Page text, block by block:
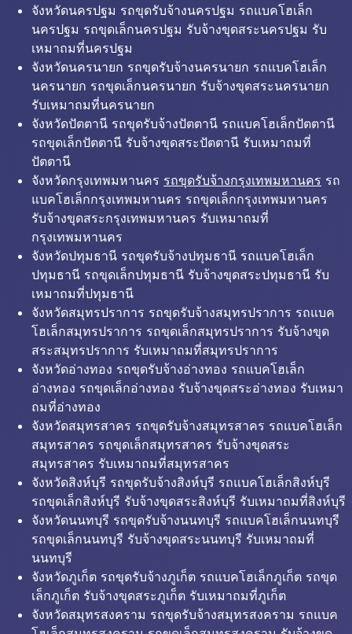
จังหวัดนครปฐม รถขุดรับจ้างนครปฐม รถแบคโฮเล็ก
นครปฐม รถขุดเล็กนครปฐม รับจ้างขุดสระนครปฐม รับ
เหมาถมที่นครปฐม
จังหวัดนครนายก รถขุดรับจ้างนครนายก รถแบคโฮเล็ก
นครนายก รถขุดเล็กนครนายก รับจ้างขุดสระนครนายก
รับเหมาถมที่นครนายก
จังหวัดปัตตานี รถขุดรับจ้างปัตตานี รถแบคโฮเล็กปัตตานี
รถขุดเล็กปัตตานี รับจ้างขุดสระปัตตานี รับเหมาถมที่
ปัตตานี
จังหวัดกรุงเทพมหานคร รถขุดรับจ้างกรุงเทพมหานคร รถ
แบคโฮเล็กกรุงเทพมหานคร รถขุดเล็กกรุงเทพมหานคร
รับจ้างขุดสระกรุงเทพมหานคร รับเหมาถมที่
กรุงเทพมหานคร
จังหวัดปทุมธานี รถขุดรับจ้างปทุมธานี รถแบคโฮเล็ก
ปทุมธานี รถขุดเล็กปทุมธานี รับจ้างขุดสระปทุมธานี รับ
เหมาถมที่ปทุมธานี
จังหวัดสมุทรปราการ รถขุดรับจ้างสมุทรปราการ รถแบค
โฮเล็กสมุทรปราการ รถขุดเล็กสมุทรปราการ รับจ้างขุด
สระสมุทรปราการ รับเหมาถมที่สมุทรปราการ
จังหวัดอ่างทอง รถขุดรับจ้างอ่างทอง รถแบคโฮเล็ก
อ่างทอง รถขุดเล็กอ่างทอง รับจ้างขุดสระอ่างทอง รับเหมา
ถมที่อ่างทอง
จังหวัดสมุทรสาคร รถขุดรับจ้างสมุทรสาคร รถแบคโฮเล็ก
สมุทรสาคร รถขุดเล็กสมุทรสาคร รับจ้างขุดสระ
สมุทรสาคร รับเหมาถมที่สมุทรสาคร
จังหวัดสิงห์บุรี รถขุดรับจ้างสิงห์บุรี รถแบคโฮเล็กสิงห์บุรี
รถขุดเล็กสิงห์บุรี รับจ้างขุดสระสิงห์บุรี รับเหมาถมที่สิงห์บุรี
จังหวัดนนทบุรี รถขุดรับจ้างนนทบุรี รถแบคโฮเล็กนนทบุรี
รถขุดเล็กนนทบุรี รับจ้างขุดสระนนทบุรี รับเหมาถมที่
นนทบุรี
จังหวัดภูเก็ต รถขุดรับจ้างภูเก็ต รถแบคโฮเล็กภูเก็ต รถขุด
เล็กภูเก็ต รับจ้างขุดสระภูเก็ต รับเหมาถมที่ภูเก็ต
จังหวัดสมุทรสงคราม รถขุดรับจ้างสมุทรสงคราม รถแบค